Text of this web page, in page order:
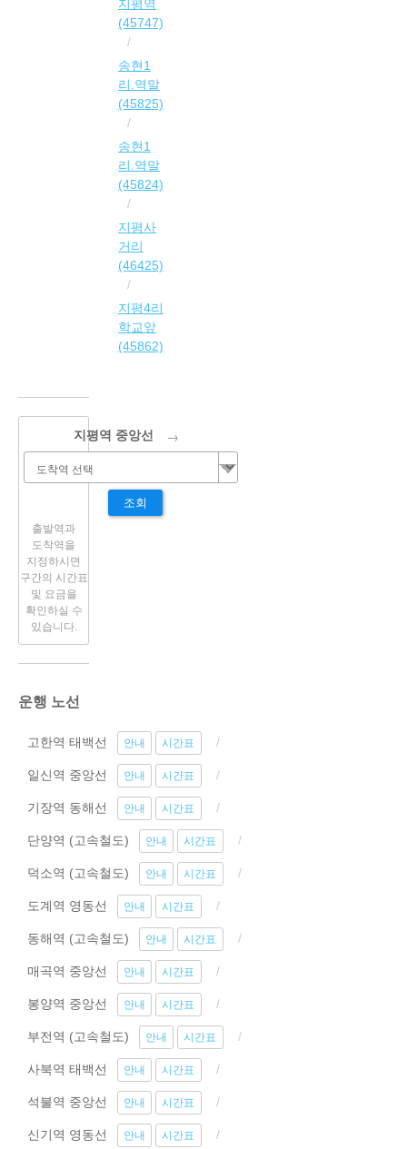
지평역
(45747)
송현1
리.역말
(45825)
송현1
리.역말
(45824)
지평사
거리
(46425)
지평4리
학교앞
(45862)
지평역 중앙선 →
조회
출발역과
도착역을
지정하시면
구간의 시간표
및 요금을
확인하실 수
있습니다.
운행 노선
고한역 태백선 안내 시간표
일신역 중앙선 안내 시간표
기장역 동해선 안내 시간표
단양역 (고속철도) 안내 시간표
덕소역 (고속철도) 안내 시간표
도계역 영동선 안내 시간표
동해역 (고속철도) 안내 시간표
매곡역 중앙선 안내 시간표
봉양역 중앙선 안내 시간표
부전역 (고속철도) 안내 시간표
사북역 태백선 안내 시간표
석불역 중앙선 안내 시간표
신기역 영동선 안내 시간표